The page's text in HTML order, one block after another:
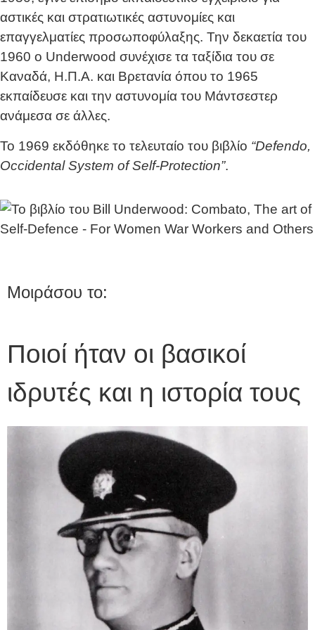
αστικές και στρατιωτικές αστυνομίες και
επαγγελματίες προσωποφύλαξης. Την δεκαετία του
1960 ο Underwood συνέχισε τα ταξίδια του σε
Καναδά, Η.Π.Α. και Βρετανία όπου το 1965
εκπαίδευσε και την αστυνομία του Μάντσεστερ
ανάμεσα σε άλλες.
Το 1969 εκδόθηκε το τελευταίο του βιβλίο “Defendo,
Occidental System of Self-Protection”.
Μοιράσου το:
Ποιοί ήταν οι βασικοί
ιδρυτές και η ιστορία τους